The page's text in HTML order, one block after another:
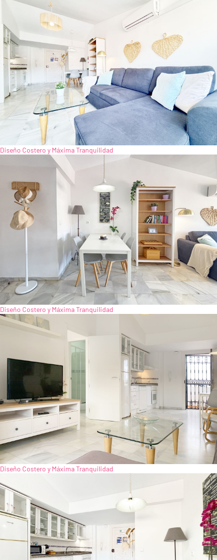
Diseño Costero y Máxima Tranquilidad
Diseño Costero y Máxima Tranquilidad
Diseño Costero y Máxima Tranquilidad